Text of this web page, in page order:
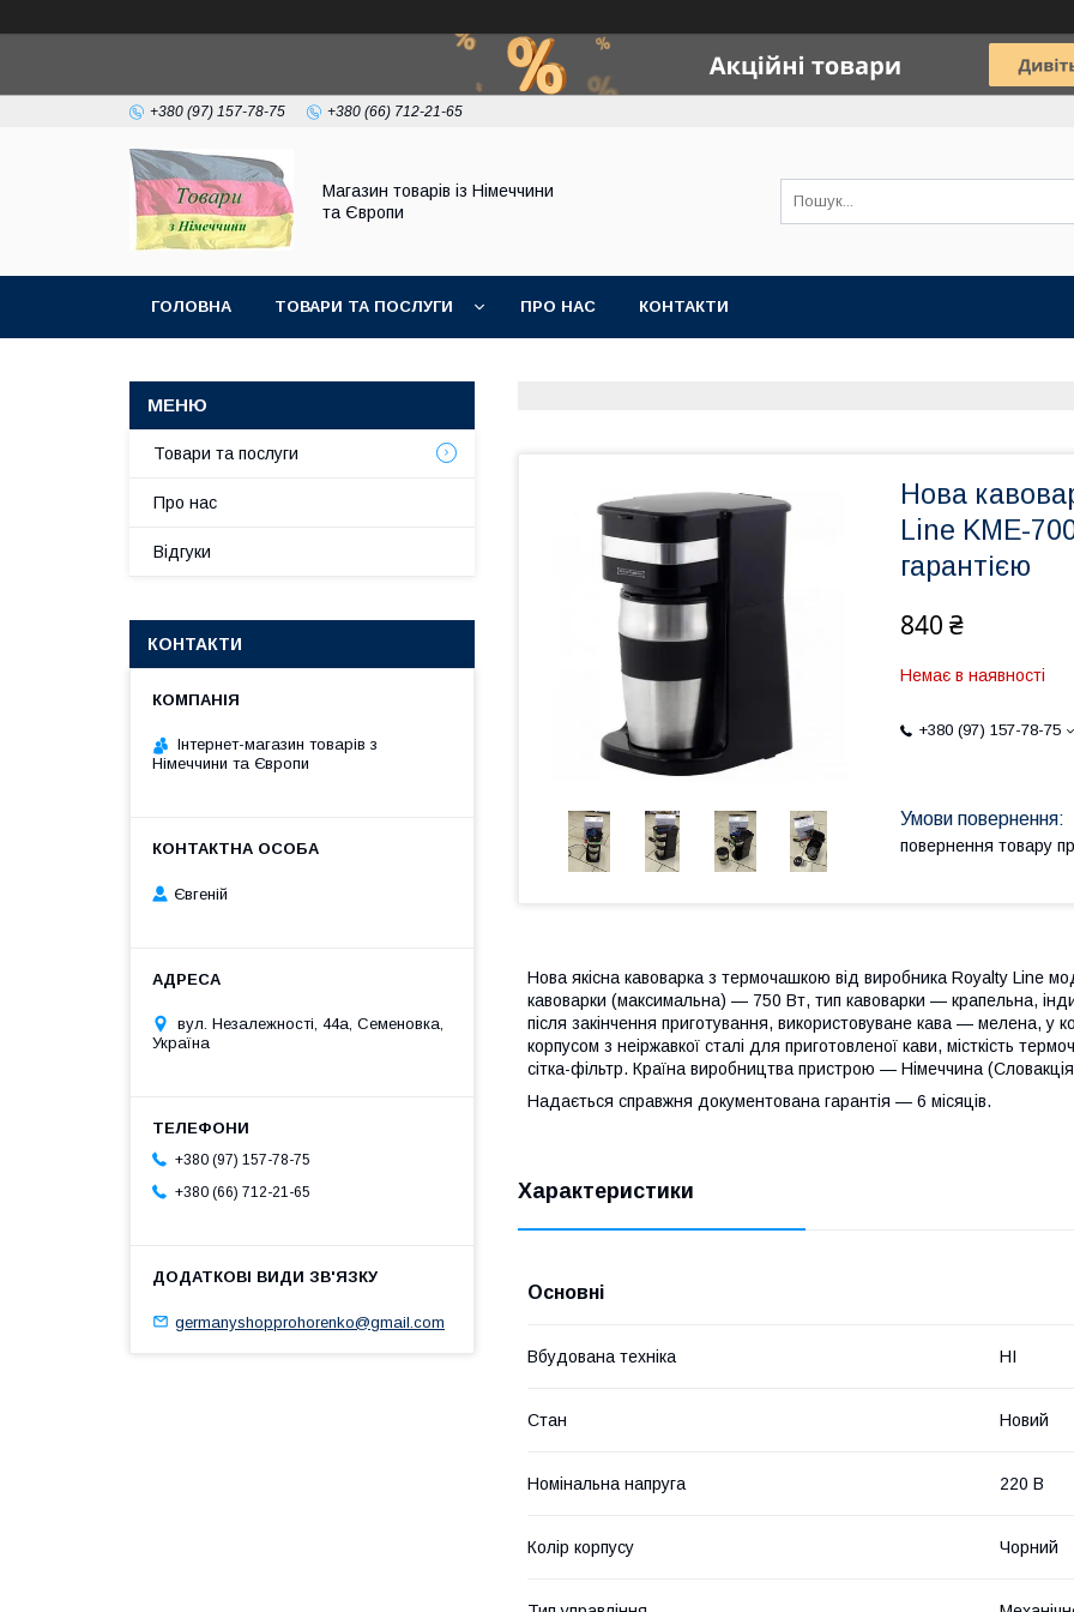
+380 (97) 157-78-75 +380 (66) 712-21-65
Магазин товарів із Німеччини
та Європи
ГОЛОВНА ТОВАРИ ТА ПОСЛУГИ ПРО НАС КОНТАКТИ
Нова
Line KME-
гарантією
840 ₴
Немає в наявності
+380 (97) 157-78-75
повернення товару
Нова якісна кавоварка з термочашкою від виробника Royalty Line
кавоварки (максимальна) — 750 Вт, тип кавоварки — крапельна,
після закінчення приготування, використовуване кава — мелена, у
корпусом з неіржавкої сталі для приготовленої кави, місткість
сітка-фільтр. Країна виробництва пристрою — Німеччина
Надається справжня документована гарантія — 6 місяців.
Характеристики
Основні
Вбудована техніка НІ
Стан Новий
Номінальна напруга 220 В
Колір корпусу Чорний
Товари та послуги
Про нас
Відгуки
КОНТАКТИ
Інтернет-магазин товарів з
Німеччини та Європи
Євгеній
вул. Незалежності, 44а, Семеновка,
Україна
+380 (97) 157-78-75
+380 (66) 712-21-65
germanyshopprohorenko@gmail.com